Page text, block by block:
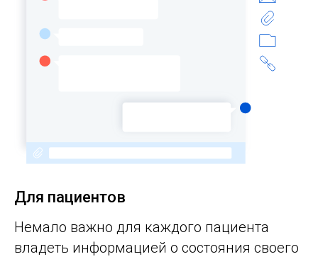
Для пациентов
Немало важно для каждого пациента
владеть информацией о состояния своего